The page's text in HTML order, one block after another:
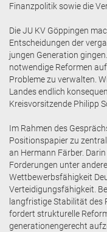
Finanzpolitik sowie die
Die JU KV Göppingen
Entscheidungen der
jungen Generation
notwendige Reformen
Probleme zu verwalten.
Landes endlich
Kreisvorsitzende Philipp
Im Rahmen des
Positionspapier zu
an Hermann Färber.
Forderungen unter
Wettbewerbsfähigkeit
Verteidigungsfähigkeit.
langfristige Stabilität des
fordert strukturelle
generationengerecht